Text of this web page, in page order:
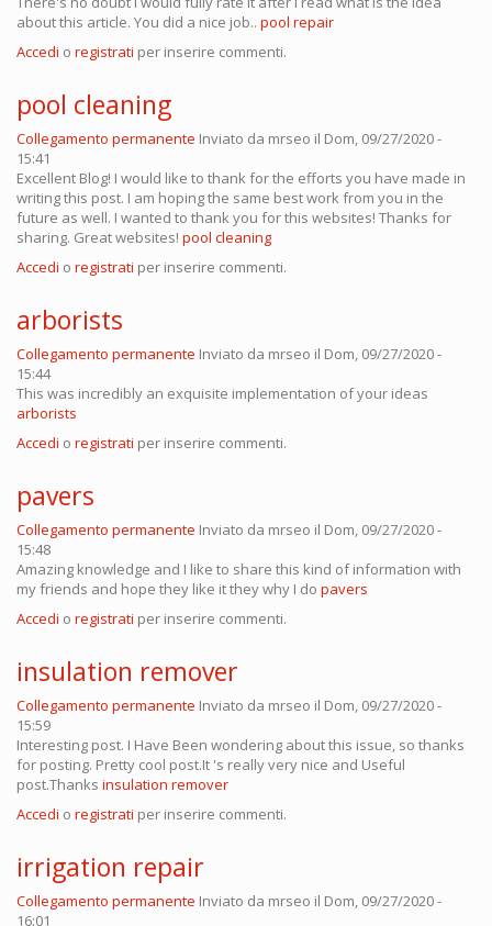
about this article. You did a nice job.. pool repair
Accedi o registrati per inserire commenti.
pool cleaning
Collegamento permanente Inviato da mrseo il Dom, 09/27/2020 -
15:41
Excellent Blog! I would like to thank for the efforts you have made in
writing this post. I am hoping the same best work from you in the
future as well. I wanted to thank you for this websites! Thanks for
sharing. Great websites! pool cleaning
Accedi o registrati per inserire commenti.
arborists
Collegamento permanente Inviato da mrseo il Dom, 09/27/2020 -
15:44
This was incredibly an exquisite implementation of your ideas
arborists
Accedi o registrati per inserire commenti.
pavers
Collegamento permanente Inviato da mrseo il Dom, 09/27/2020 -
15:48
Amazing knowledge and I like to share this kind of information with
my friends and hope they like it they why I do pavers
Accedi o registrati per inserire commenti.
insulation remover
Collegamento permanente Inviato da mrseo il Dom, 09/27/2020 -
15:59
Interesting post. I Have Been wondering about this issue, so thanks
for posting. Pretty cool post.It 's really very nice and Useful
post.Thanks insulation remover
Accedi o registrati per inserire commenti.
irrigation repair
Collegamento permanente Inviato da mrseo il Dom, 09/27/2020 -
16:01